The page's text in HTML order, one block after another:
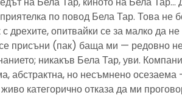
по повод Бела Тар. Това не
дрехите, опитвайки се за малко да
присъни (пак) баща ми — редовно
никакъв Бела Тар, уви.
абстрактна, но несъмнено
категорично отказа да ми